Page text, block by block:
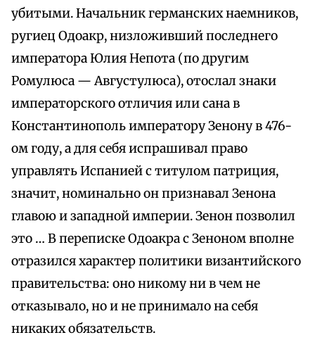
убитыми. Начальник германских наемников,
ругиец Одоакр, низложивший последнего
императора Юлия Непота (по другим
Ромулюса — Августулюса), отослал знаки
императорского отличия или сана в
Константинополь императору Зенону в 476-
ом году, а для себя испрашивал право
управлять Испанией с титулом патриция,
значит, номинально он признавал Зенона
главою и западной империи. Зенон позволил
это … В переписке Одоакра с Зеноном вполне
отразился характер политики византийского
правительства: оно никому ни в чем не
отказывало, но и не принимало на себя
никаких обязательств.